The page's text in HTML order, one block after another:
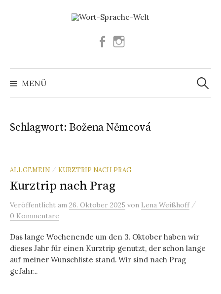
Facebook
MENÜ
Suchen
nach:
Schlagwort: Božena Němcová
ALLGEMEIN / KURZTRIP NACH PRAG
Kurztrip nach Prag
Veröffentlicht am 26. Oktober 2025 von Lena Weißhoff /
0 Kommentare
Das lange Wochenende um den 3. Oktober haben wir
dieses Jahr für einen Kurztrip genutzt, der schon lange
auf meiner Wunschliste stand. Wir sind nach Prag
gefahr...